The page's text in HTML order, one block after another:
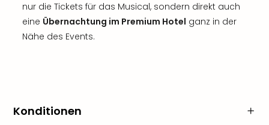
nur die Tickets für das Musical, sondern direkt auch
eine Übernachtung im Premium Hotel ganz in der
Nähe des Events.
Konditionen